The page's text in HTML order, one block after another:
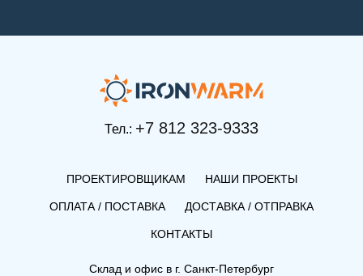
Тел.: +7 812 323-9333
ПРОЕКТИРОВЩИКАМ НАШИ ПРОЕКТЫ
ОПЛАТА / ПОСТАВКА ДОСТАВКА / ОТПРАВКА
КОНТАКТЫ
Склад и офис в г. Санкт-Петербург